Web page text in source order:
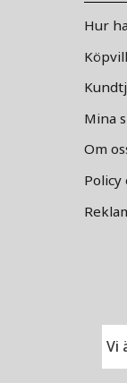
Hur
Mina
Om
Policy
Vi